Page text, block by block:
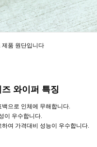
품 원단입니다
와이퍼 특징
으로 인체에 무해합니다.
이 우수합니다.
여 가격대비 성능이 우수합니다.